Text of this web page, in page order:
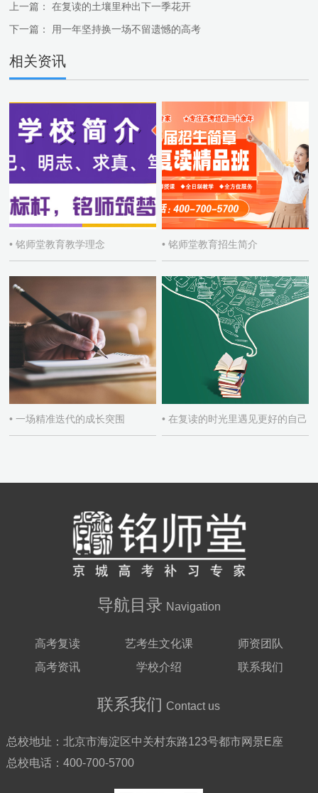
上一篇：
在复读的土壤里种出下一季花开
下一篇：
用一年坚持换一场不留遗憾的高考
相关资讯
• 铭师堂教育教学理念 • 铭师堂教育招生简介
• 一场精准迭代的成长突围 • 在复读的时光里遇见更好的自己
导航目录 Navigation
高考复读 艺考生文化课
师资团队
高考资讯
学校介绍 联系我们
联系我们 Contact us
总校地址： 北京市海淀区中关村东路123号都市网景E座
总校电话： 400-700-5700